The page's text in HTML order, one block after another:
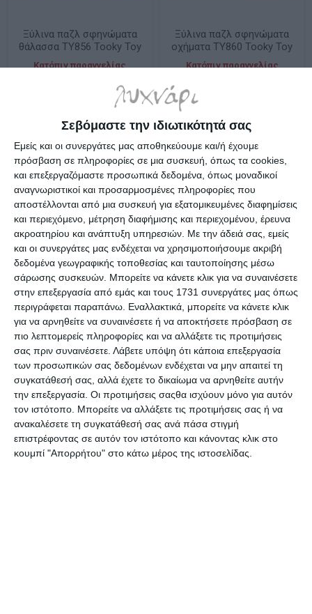
Σεβόμαστε την ιδιωτικότητά σας
Εμείς και οι συνεργάτες μας αποθηκεύουμε και/ή έχουμε
πρόσβαση σε πληροφορίες σε μια συσκευή, όπως τα cookies,
και επεξεργαζόμαστε προσωπικά δεδομένα, όπως μοναδικοί
αναγνωριστικοί και προσαρμοσμένες πληροφορίες που
αποστέλλονται από μια συσκευή για εξατομικευμένες διαφημίσεις
και περιεχόμενο, μέτρηση διαφήμισης και περιεχομένου, έρευνα
ακροατηρίου και ανάπτυξη υπηρεσιών. Με την άδειά σας, εμείς
και οι συνεργάτες μας ενδέχεται να χρησιμοποιήσουμε ακριβή
δεδομένα γεωγραφικής τοποθεσίας και ταυτοποίησης μέσω
σάρωσης συσκευών. Μπορείτε να κάνετε κλικ για να συναινέσετε
στην επεξεργασία από εμάς και τους 1731 συνεργάτες μας όπως
περιγράφεται παραπάνω. Εναλλακτικά, μπορείτε να κάνετε κλικ
για να αρνηθείτε να συναινέσετε ή να αποκτήσετε πρόσβαση σε
πιο λεπτομερείς πληροφορίες και να αλλάξετε τις προτιμήσεις
σας πριν συναινέσετε. Λάβετε υπόψη ότι κάποια επεξεργασία
των προσωπικών σας δεδομένων ενδέχεται να μην απαιτεί τη
συγκατάθεσή σας, αλλά έχετε το δικαίωμα να αρνηθείτε αυτήν
την επεξεργασία. Οι προτιμήσεις σαςθα ισχύουν μόνο για αυτόν
τον ιστότοπο. Μπορείτε να αλλάξετε τις προτιμήσεις σας ή να
ανακαλέσετε τη συγκατάθεσή σας ανά πάσα στιγμή
επιστρέφοντας σε αυτόν τον ιστότοπο και κάνοντας κλικ στο
κουμπί "Απορρήτου" στο κάτω μέρος της ιστοσελίδας.
Ξύλινα παζλ σφηνώματα
θάλασσα TY856 Tooky Toy
Κατόπιν παραγγελίας
Ξύλινα παζλ σφηνώματα
οχήματα TY860 Tooky Toy
Κατόπιν παραγγελίας
Ξύλινα παζλ σφηνώματα
φάρμα TY858 Tooky Toy
Κατόπιν παραγγελίας
8,99€
Ξύλινα σετ βαλιτσάκι
γιατρού Tooky Toy TKC567
Κατόπιν παραγγελίας
17,49€